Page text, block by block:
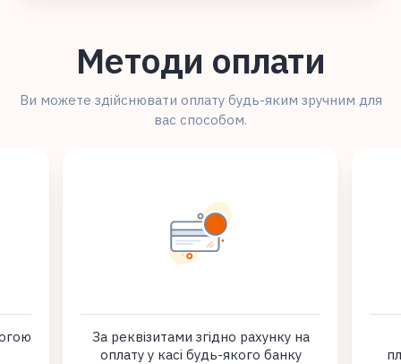
Методи оплати
Ви можете здійснювати оплату будь-яким зручним для
вас способом.
За реквізитами згідно рахунку на
оплату у касі будь-якого банку